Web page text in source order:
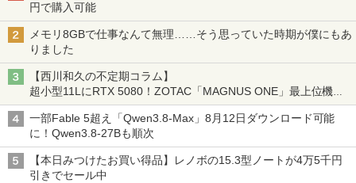
円で購入可能
メモリ8GBで仕事なんて無理……そう思っていた時期が僕にもあ
りました
【西川和久の不定期コラム】
超小型11LにRTX 5080！ZOTAC「MAGNUS ONE」最上位機の
実力を探る
一部Fable 5超え「Qwen3.8-Max」8月12日ダウンロード可能
に！Qwen3.8-27Bも順次
【本日みつけたお買い得品】レノボの15.3型ノートが4万5千円
引きでセール中